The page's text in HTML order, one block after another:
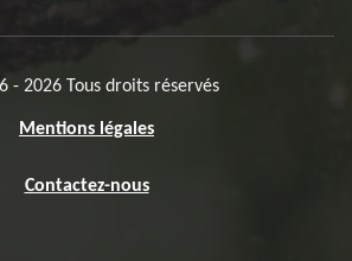
- 2026 Tous droits réservés
Mentions légales
Contactez-nous